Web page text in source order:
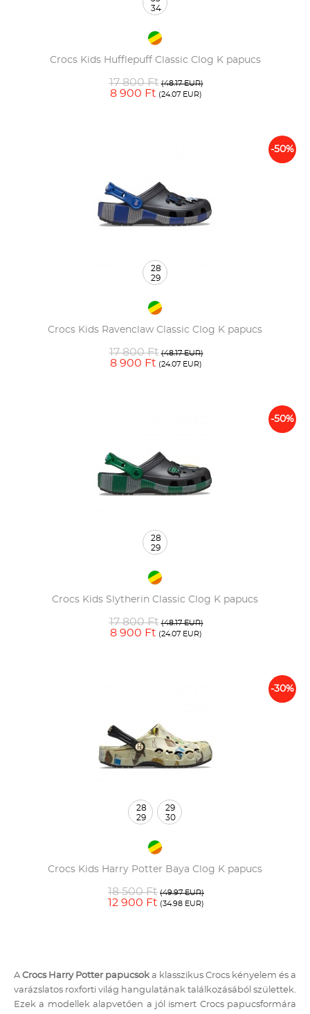
Crocs Kids Hufflepuff Classic Clog K papucs
17 800 Ft (48.17 EUR)
8 900 Ft (24.07 EUR)
34
-50%
Crocs Kids Ravenclaw Classic Clog K papucs
17 800 Ft (48.17 EUR)
8 900 Ft (24.07 EUR)
28
29
-50%
Crocs Kids Slytherin Classic Clog K papucs
17 800 Ft (48.17 EUR)
8 900 Ft (24.07 EUR)
28
29
-30%
Crocs Kids Harry Potter Baya Clog K papucs
18 500 Ft (49.97 EUR)
12 900 Ft (34.98 EUR)
28
29
29
30
A Crocs Harry Potter papucsoka klasszikus Crocs kényelem és a
varázslatos roxforti világ hangulatának találkozásából születtek.
Ezek a modellek alapvetően a jól ismert Crocs papucsformára